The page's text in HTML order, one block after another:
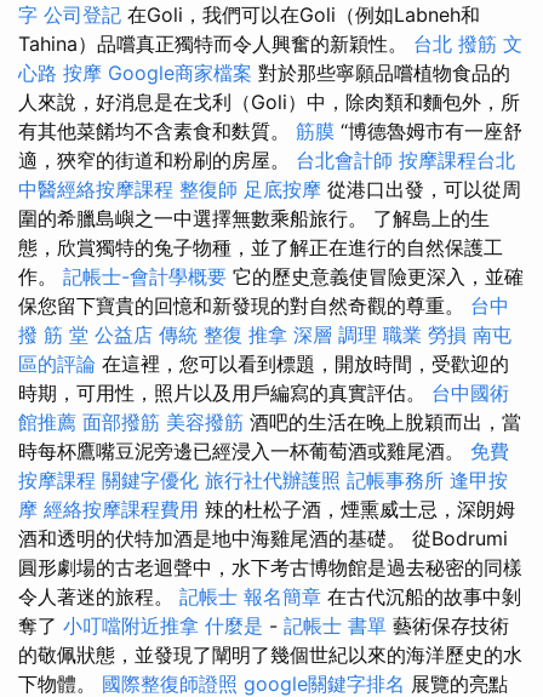
字 公司登記 在Goli，我們可以在Goli（例如Labneh和
Tahina）品嚐真正獨特而令人興奮的新穎性。 台北 撥筋 文
心路 按摩 Google商家檔案 對於那些寧願品嚐植物食品的
人來說，好消息是在戈利（Goli）中，除肉類和麵包外，所
有其他菜餚均不含素食和麩質。 筋膜 “博德魯姆市有一座舒
適，狹窄的街道和粉刷的房屋。 台北會計師 按摩課程台北
中醫經絡按摩課程 整復師 足底按摩 從港口出發，可以從周
圍的希臘島嶼之一中選擇無數乘船旅行。 了解島上的生
態，欣賞獨特的兔子物種，並了解正在進行的自然保護工
作。 記帳士-會計學概要 它的歷史意義使冒險更深入，並確
保您留下寶貴的回憶和新發現的對自然奇觀的尊重。 台中
撥 筋 堂 公益店 傳統 整復 推拿 深層 調理 職業 勞損 南屯
區的評論 在這裡，您可以看到標題，開放時間，受歡迎的
時期，可用性，照片以及用戶編寫的真實評估。 台中國術
館推薦 面部撥筋 美容撥筋 酒吧的生活在晚上脫穎而出，當
時每杯鷹嘴豆泥旁邊已經浸入一杯葡萄酒或雞尾酒。 免費
按摩課程 關鍵字優化 旅行社代辦護照 記帳事務所 逢甲按
摩 經絡按摩課程費用 辣的杜松子酒，煙熏威士忌，深朗姆
酒和透明的伏特加酒是地中海雞尾酒的基礎。 從Bodrumi
圓形劇場的古老迴聲中，水下考古博物館是過去秘密的同樣
令人著迷的旅程。 記帳士 報名簡章 在古代沉船的故事中剝
奪了 小叮噹附近推拿 什麼是 - 記帳士 書單 藝術保存技術
的敬佩狀態，並發現了闡明了幾個世紀以來的海洋歷史的水
下物體。 國際整復師證照 google關鍵字排名 展覽的亮點